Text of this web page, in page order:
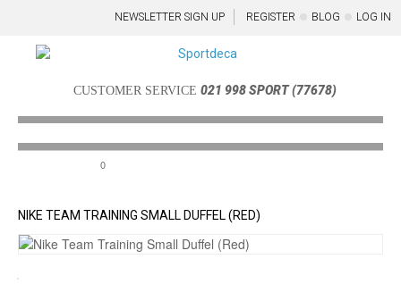
NEWSLETTER SIGN UP REGISTER BLOG LOG IN
CUSTOMER SERVICE 021 998 SPORT (77678)
Menu
0
NIKE TEAM TRAINING SMALL DUFFEL (RED)